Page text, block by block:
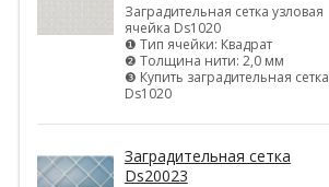
Заградительная сетка узловая
ячейка Ds1020
❶ Тип ячейки: Квадрат
❷ Толщина нити: 2,0 мм
❸ Купить заградительная сетка
Ds1020
Заградительная сетка
Ds20023